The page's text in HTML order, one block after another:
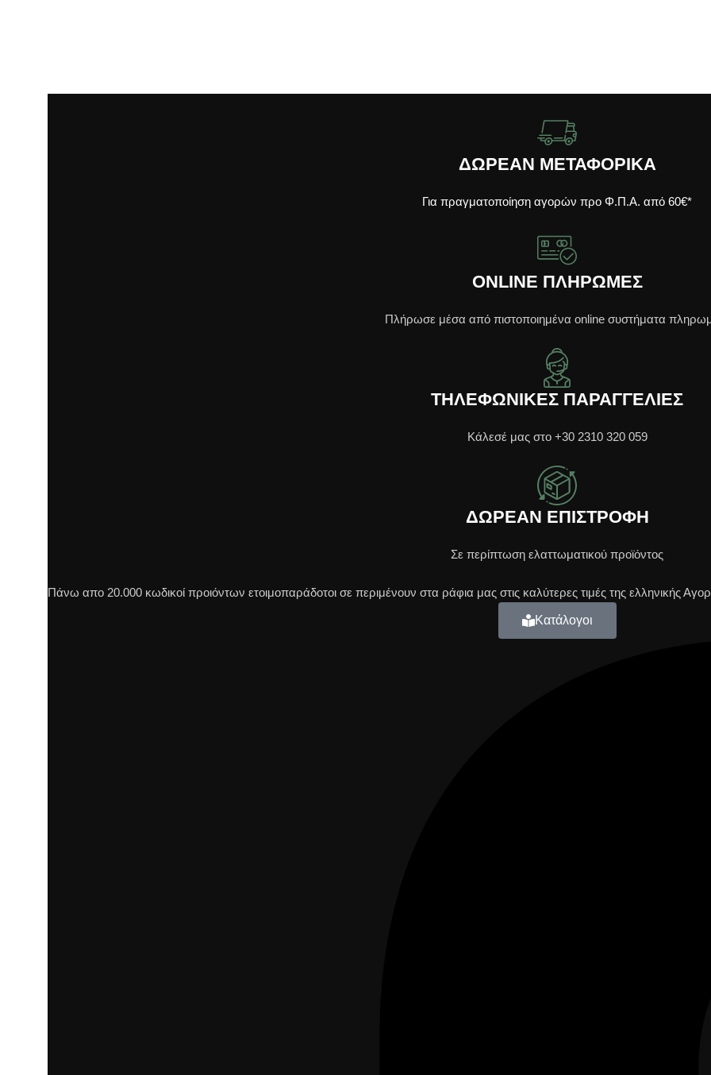
ΔΩΡΕΑΝ ΜΕΤΑΦΟΡΙΚΑ
Για πραγματοποίηση αγορών προ Φ.Π.Α. από 60€*
ONLINE ΠΛΗΡΩΜΕΣ
Πλήρωσε μέσα από πιστοποιημένα online συστήματα
ΤΗΛΕΦΩΝΙΚΕΣ ΠΑΡΑΓΓΕΛΙΕΣ
Κάλεσέ μας στο +30 2310 320 059
ΔΩΡΕΑΝ ΕΠΙΣΤΡΟΦΗ
Σε περίπτωση ελαττωματικού προϊόντος
Πάνω απο 20.000 κωδικοί προιόντων ετοιμοπαράδοτοι σε περιμένουν στα ράφια μας στις καλύτερες τιμές της ελληνικής
Κατάλογοι